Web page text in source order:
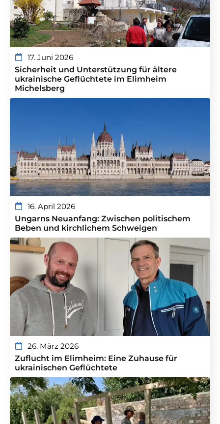
17. Juni 2026
Sicherheit und Unterstützung für ältere
ukrainische Geflüchtete im Elimheim
Michelsberg
16. April 2026
Ungarns Neuanfang: Zwischen politischem
Beben und kirchlichem Schweigen
26. März 2026
Zuflucht im Elimheim: Eine Zuhause für
ukrainischen Geflüchtete